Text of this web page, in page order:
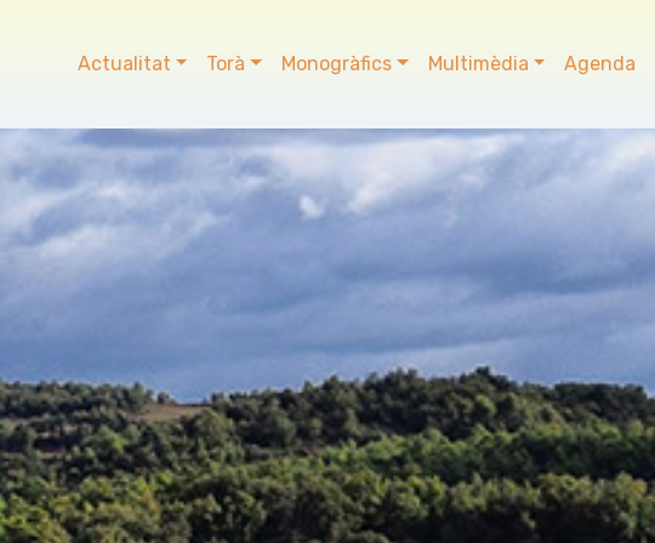
Actualitat Torà Monogràfics Multimèdia Agenda